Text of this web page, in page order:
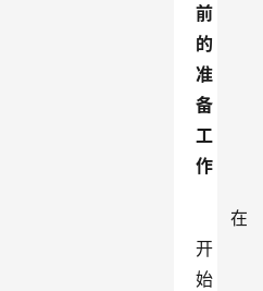
前
的
准
备
工
作
在
开
始